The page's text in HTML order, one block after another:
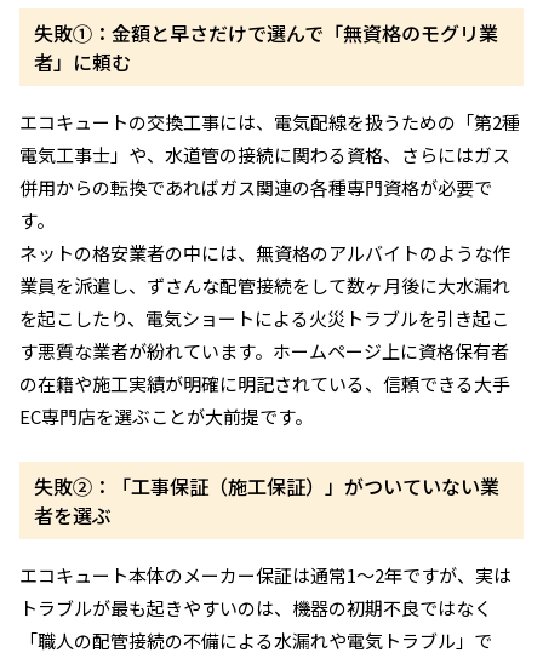
失敗①：金額と早さだけで選んで「無資格のモグリ業
者」に頼む
エコキュートの交換工事には、電気配線を扱うための「第2種
電気工事士」や、水道管の接続に関わる資格、さらにはガス
併用からの転換であればガス関連の各種専門資格が必要で
す。
ネットの格安業者の中には、無資格のアルバイトのような作
業員を派遣し、ずさんな配管接続をして数ヶ月後に大水漏れ
を起こしたり、電気ショートによる火災トラブルを引き起こ
す悪質な業者が紛れています。ホームページ上に資格保有者
の在籍や施工実績が明確に明記されている、信頼できる大手
EC専門店を選ぶことが大前提です。
失敗②：「工事保証（施工保証）」がついていない業
者を選ぶ
エコキュート本体のメーカー保証は通常1〜2年ですが、実は
トラブルが最も起きやすいのは、機器の初期不良ではなく
「職人の配管接続の不備による水漏れや電気トラブル」で